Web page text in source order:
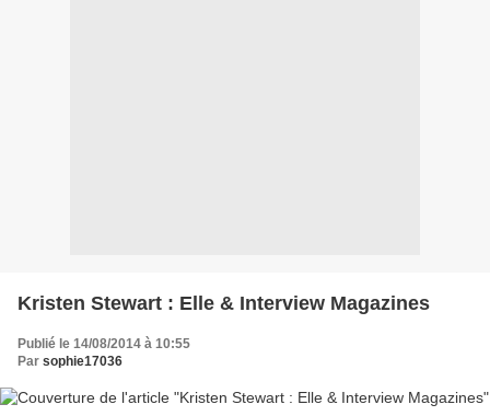
Kristen Stewart : Elle & Interview Magazines
Publié le 14/08/2014 à 10:55
Par sophie17036